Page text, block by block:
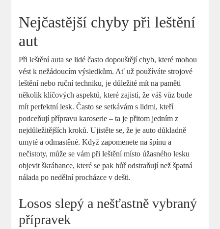
Nejčastější chyby při leštění
aut
Při ‌leštění auta se lidé často dopouštějí chyb, které mohou
vést k nežádoucím výsledkům. Ať už používáte ‍strojové
leštění nebo ruční techniku, je důležité mít na paměti
několik klíčových aspektů, ⁣které zajistí,‌ že váš vůz bude
mít‌ perfektní‍ lesk. Často⁢ se⁢ setkávám‍ s lidmi,‍ kteří ​
podceňují přípravu karoserie – ta ‌je přitom jedním z
nejdůležitějších kroků. Ujistěte ‍se, že je auto důkladně
‌umyté a ‌odmastěné. Když zapomenete ​na špínu a
nečistoty, může‌ se vám při leštění místo úžasného lesku
objevit škrábance, které se pak hůř odstraňují než špatná
nálada po nedělní procházce v dešti.
Losos slepý​ a nešťastně vybraný
přípravek